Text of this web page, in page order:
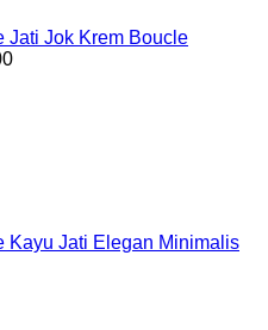
Jati Jok Krem Boucle
Kayu Jati Elegan Minimalis